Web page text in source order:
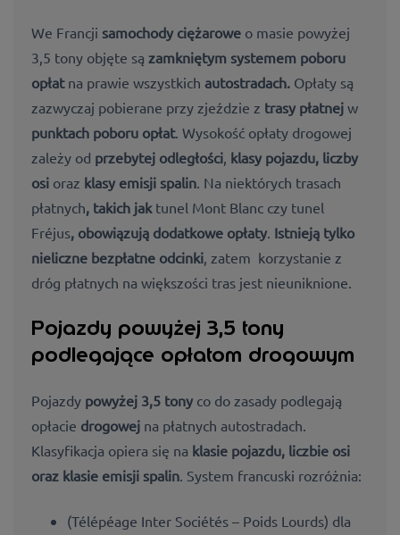
We Francji samochody ciężarowe o masie powyżej
3,5 tony objęte są zamkniętym systemem poboru
opłatna prawie wszystkich autostradach. Opłaty są
zazwyczaj pobierane przy zjeździe z trasy płatnej w
punktach poboru opłat. Wysokość opłaty drogowej
zależy od przebytej odległości klasy pojazdu, liczby
osi oraz klasy emisji spalin . Na niektórych trasach
płatnych, takich jak tunel Mont Blanc czy tunel
Fréjus, obowiązują dodatkowe opłaty Istnieją tylko
nieliczne bezpłatne odcinki , zatem korzystanie z
dróg płatnych na większości tras jest nieuniknione.
Pojazdy powyżej 3,5 tony
podlegające opłatom drogowym
Pojazdy powyżej 3,5 tony co do zasady podlegają
opłacie drogowej na płatnych autostradach.
Klasyfikacja opiera się na klasie pojazdu, liczbie osi
oraz klasie emisji spalin. System francuski rozróżnia:
(Télépéage Inter Sociétés – Poids Lourds) dla